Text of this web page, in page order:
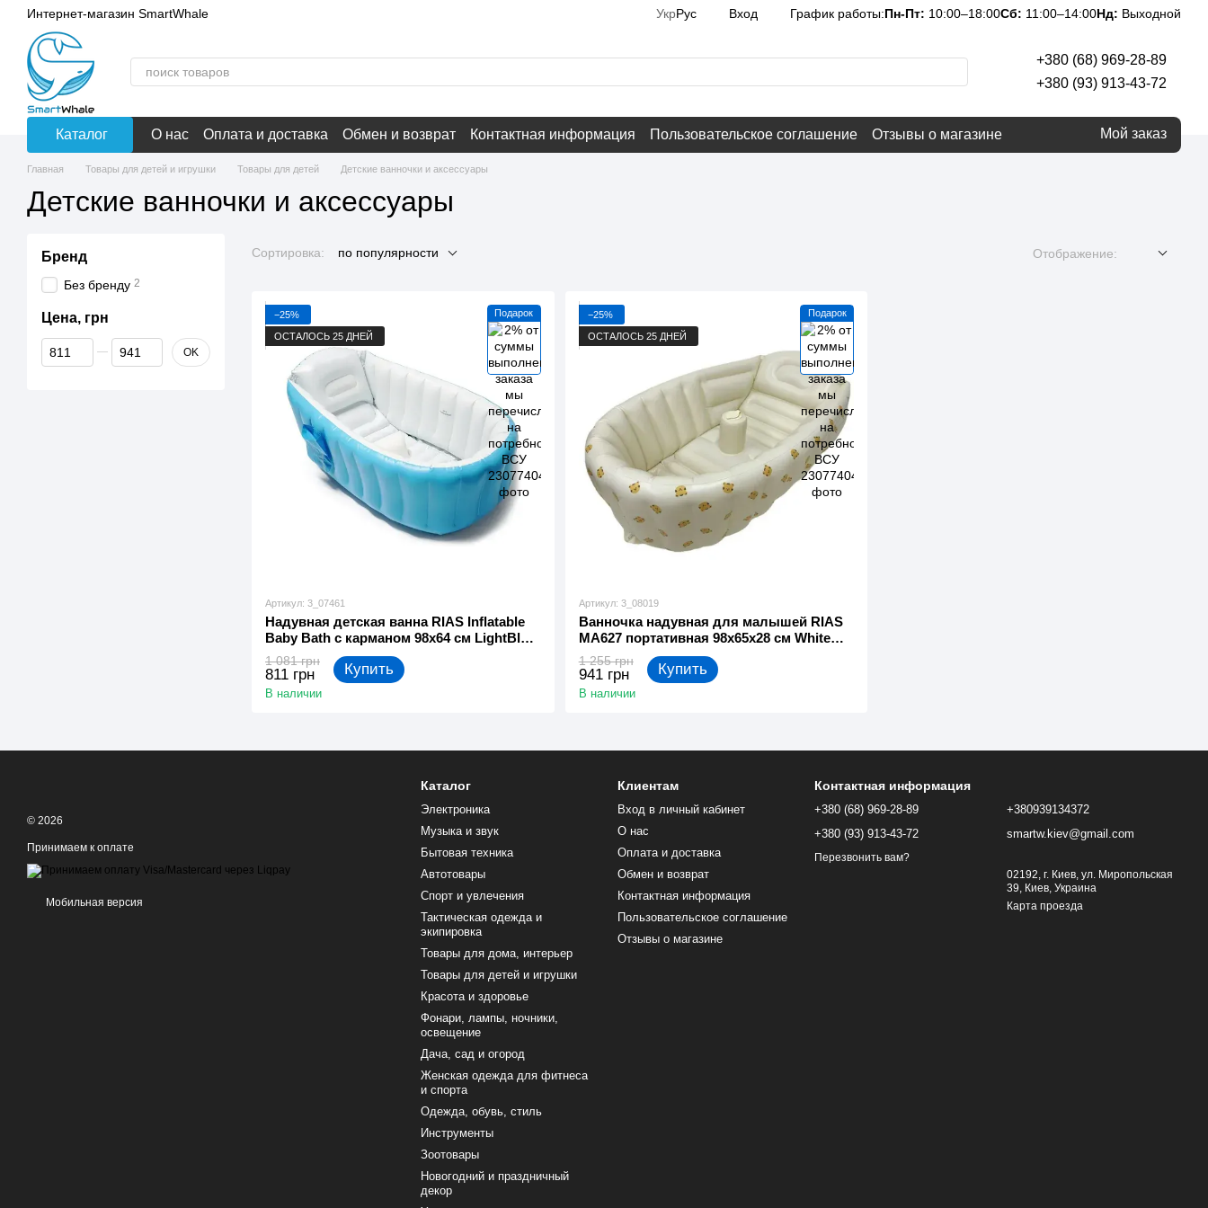
Перейти к основному контенту
Интернет-магазин SmartWhale УкрРус Вход График работы:Пн-Пт: 10:00–18:00Сб: 11:00–14:00Нд: Выходной
+380 (68) 969-28-89
+380 (93) 913-43-72
Каталог О нас Оплата и доставка Обмен и возврат Контактная информация Пользовательское соглашение Отзывы о магазине Мой заказ
Главная Товары для детей и игрушки Товары для детей Детские ванночки и аксессуары
Детские ванночки и аксессуары
Сортировка: по популярности Отображение:
Подарок
−25%
ОСТАЛОСЬ 25 ДНЕЙ
Артикул: 3_07461
Надувная детская ванна RIAS Inflatable
Baby Bath с карманом 98x64 см LightBlue
(3_07461) *
1 081 грн
811 грн Купить
В наличии
Подарок
−25%
ОСТАЛОСЬ 25 ДНЕЙ
Артикул: 3_08019
Ванночка надувная для малышей RIAS
MA627 портативная 98x65x28 см White
(3_08019)
1 255 грн
941 грн Купить
В наличии
Бренд
Без бренду 2
Цена, грн
От Цена, грн
До Цена, грн OK
© 2026
Принимаем к оплате
Мобильная версия
Каталог
Электроника
Музыка и звук
Бытовая техника
Автотовары
Спорт и увлечения
Тактическая одежда и
экипировка
Товары для дома, интерьер
Товары для детей и игрушки
Красота и здоровье
Фонари, лампы, ночники,
освещение
Дача, сад и огород
Женская одежда для фитнеса
и спорта
Одежда, обувь, стиль
Инструменты
Зоотовары
Новогодний и праздничный
декор
Клиентам
Вход в личный кабинет
О нас
Оплата и доставка
Обмен и возврат
Контактная информация
Пользовательское соглашение
Отзывы о магазине
Контактная информация
+380 (68) 969-28-89
+380 (93) 913-43-72
Перезвонить вам?
+380939134372
smartw.kiev@gmail.com
02192, г. Киев, ул. Миропольская
39, Киев, Украина
Карта проезда